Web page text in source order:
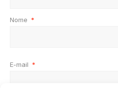
Nome *
E-mail *